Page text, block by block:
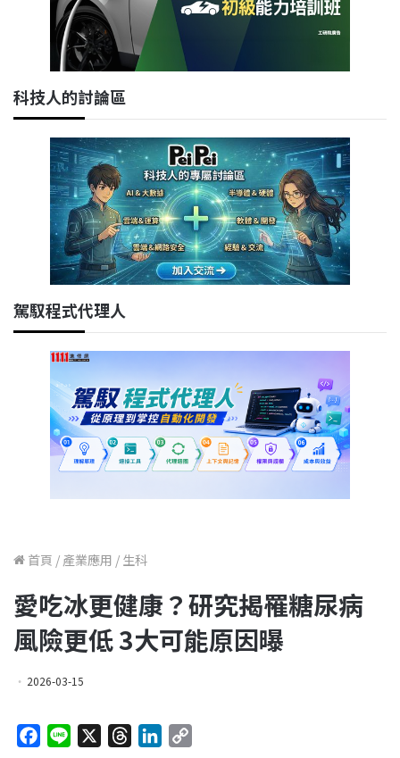
科技人的討論區
駕馭程式代理人